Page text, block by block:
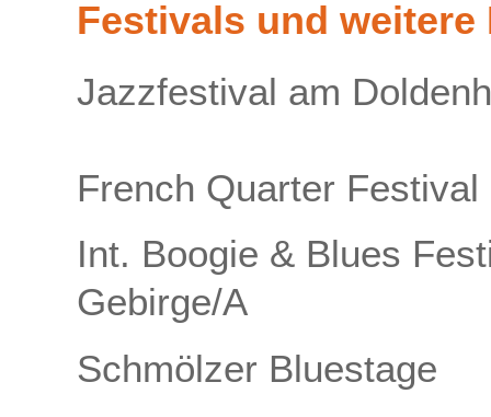
Festivals und weitere
Jazzfestival am
French Quarter
Int. Boogie & Blues
Gebirge/A
Schmölzer Bluestage